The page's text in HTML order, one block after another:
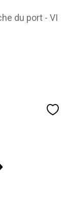
du port - VI